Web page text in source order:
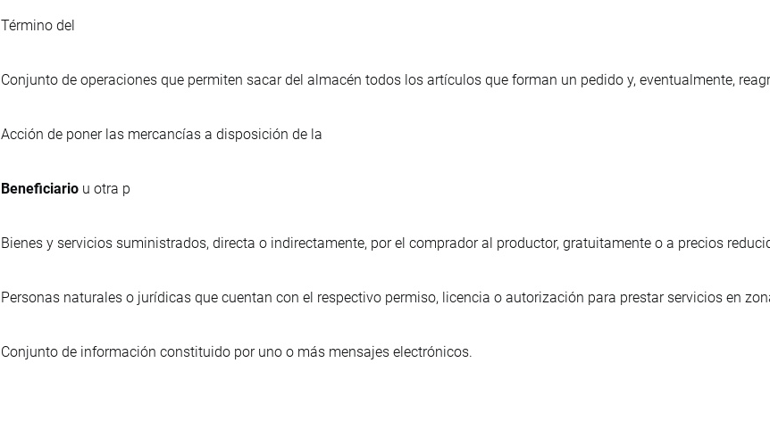
Término del
Conjunto de operaciones que permiten sacar del almacén todos los artículos que forman un pedido y, eventualmente,
Acción de poner las mercancías a disposición de la
Beneficiario u otra p
Bienes y servicios suministrados, directa o indirectamente, por el comprador al productor, gratuitamente o a precios
Personas naturales o jurídicas que cuentan con el respectivo permiso, licencia o autorización para prestar servicios en
Conjunto de información constituido por uno o más mensajes electrónicos.